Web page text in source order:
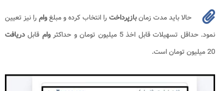
حالا باید مدت زمانبازپرداخت را انتخاب کرده و مبلغوام را نیز تعیین
نمود. حداقل تسهیلات قابل اخذ 5 میلیون تومان و حداکثر
وام قابل دریافت
20 میلیون تومان است.